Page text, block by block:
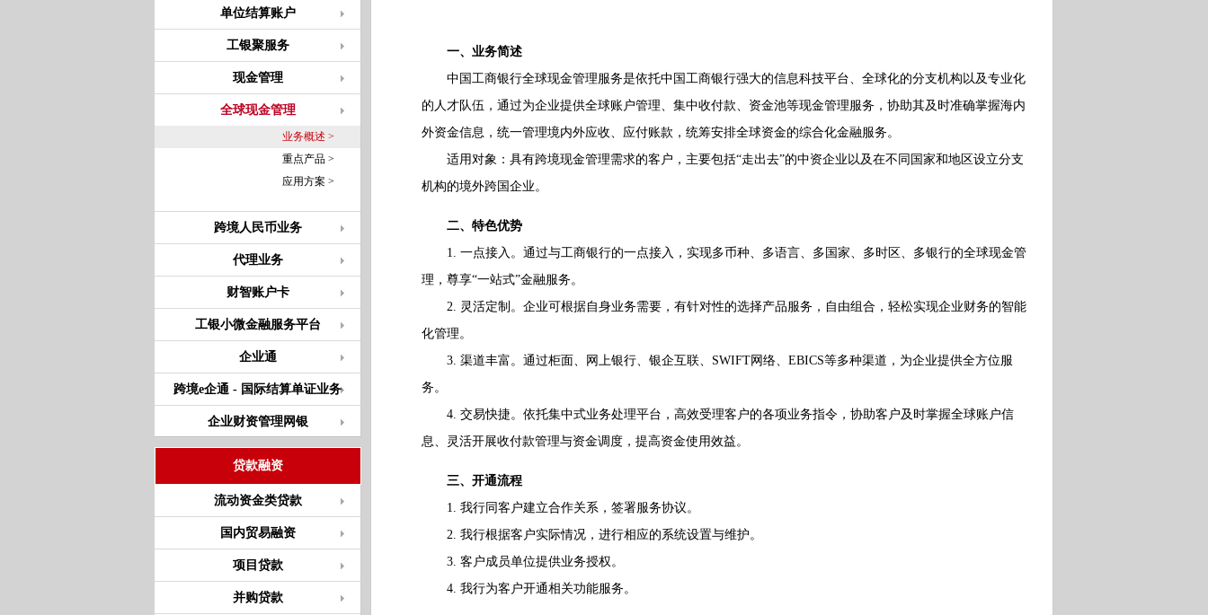
单位结算账户
工银聚服务
现金管理
全球现金管理
业务概述 >
重点产品 >
应用方案 >
跨境人民币业务
代理业务
财智账户卡
工银小微金融服务平台
企业通
跨境e企通 - 国际结算单证业务
企业财资管理网银
贷款融资
流动资金类贷款
国内贸易融资
项目贷款
并购贷款
一、业务简述
中国工商银行全球现金管理服务是依托中国工商银行强大的信息科技平台、全球化的分支机构以及专业化
的人才队伍，通过为企业提供全球账户管理、集中收付款、资金池等现金管理服务，协助其及时准确掌握海内
外资金信息，统一管理境内外应收、应付账款，统筹安排全球资金的综合化金融服务。
适用对象：具有跨境现金管理需求的客户，主要包括“走出去”的中资企业以及在不同国家和地区设立分支
机构的境外跨国企业。
二、特色优势
1. 一点接入。通过与工商银行的一点接入，实现多币种、多语言、多国家、多时区、多银行的全球现金管
理，尊享“一站式”金融服务。
2. 灵活定制。企业可根据自身业务需要，有针对性的选择产品服务，自由组合，轻松实现企业财务的智能
化管理。
3. 渠道丰富。通过柜面、网上银行、银企互联、SWIFT网络、EBICS等多种渠道，为企业提供全方位服
务。
4. 交易快捷。依托集中式业务处理平台，高效受理客户的各项业务指令，协助客户及时掌握全球账户信
息、灵活开展收付款管理与资金调度，提高资金使用效益。
三、开通流程
1. 我行同客户建立合作关系，签署服务协议。
2. 我行根据客户实际情况，进行相应的系统设置与维护。
3. 客户成员单位提供业务授权。
4. 我行为客户开通相关功能服务。